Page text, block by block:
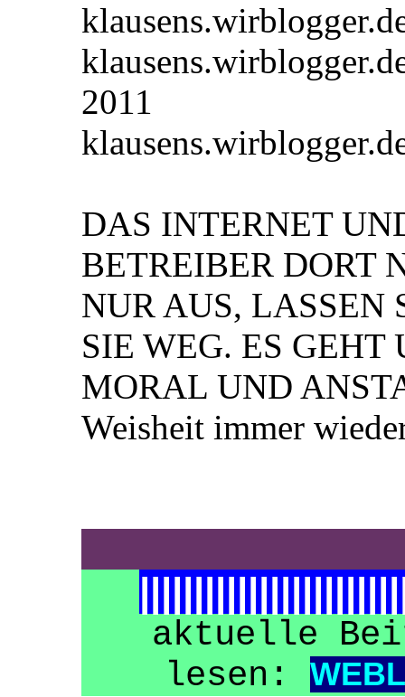
2011
DAS INTERNET
BETREIBER DORT
NUR AUS, LASSEN
SIE WEG. ES
MORAL UND
Weisheit immer
aktuelle
lesen: